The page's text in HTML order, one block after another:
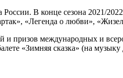
В конце сезона 2021/
«Легенда о любви»,
и призов международных и
«Зимняя сказка» (на